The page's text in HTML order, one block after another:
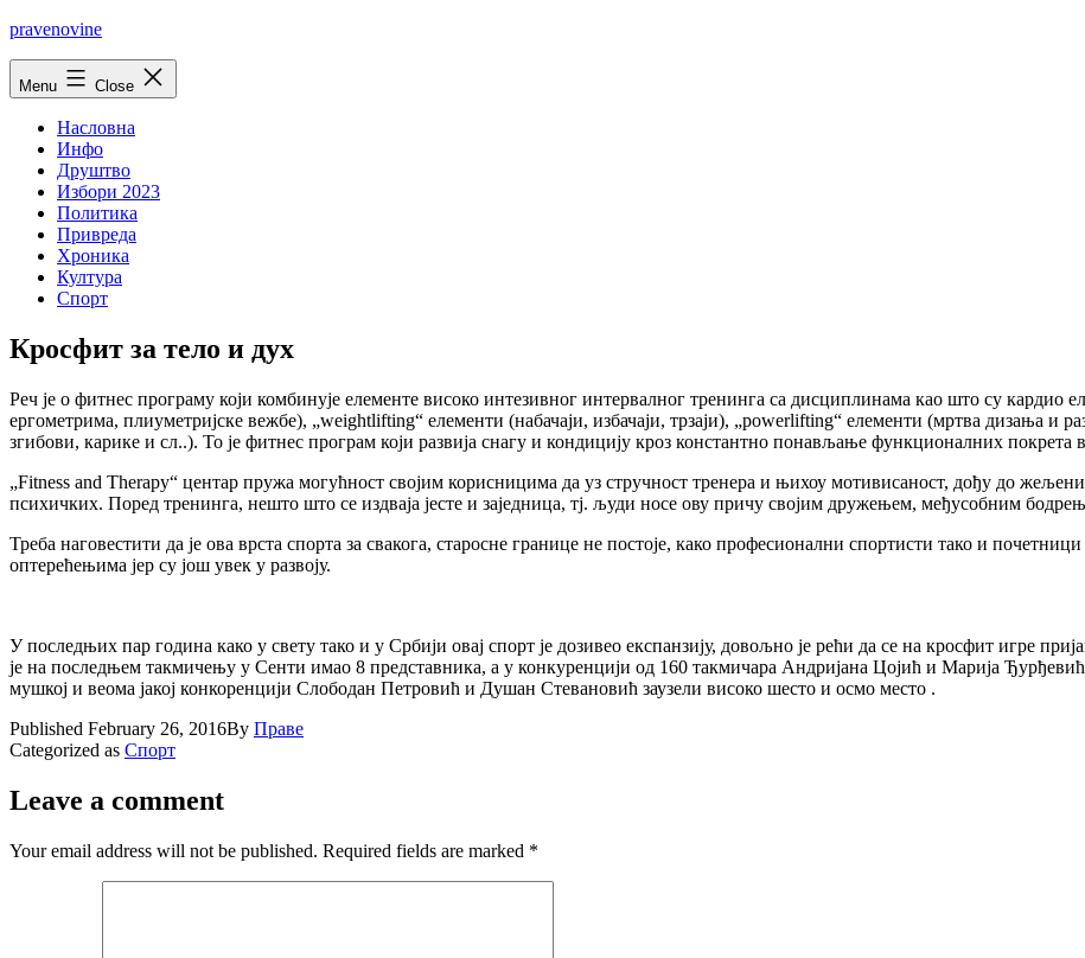
Skip
pravenovine
Menu Close
Насловна
Инфо
Друштво
Избори 2023
Политика
Привреда
Хроника
Култура
Спорт
Кросфит за тело и дух
Реч је о фитнес програму који комбинује елементе високо интезивног интервалног тренинга са дисциплинама као што су
ергометрима, плиуметријске вежбе), „weightlifting“ елементи (набачаји, избачаји, трзаји), „powerlifting“ елементи (мртва дизања и
згибови, карике и сл..). То је фитнес програм који развија снагу и кондицију кроз константно понављање функционалних покрета
„Fitness and Therapy“ центар пружа могућност својим корисницима да уз стручност тренера и њихоу мотивисаност, дођу до
психичких. Поред тренинга, нешто што се издваја јесте и заједница, тј. људи носе ову причу својим дружењем, међусобним
Треба наговестити да је ова врста спорта за свакога, старосне границе не постоје, како професионални спортисти тако и
оптерећењима јер су још увек у развоју.
У последњих пар година како у свету тако и у Србији овај спорт је дозивео експанзију, довољно је рећи да се на кросфит игре
је на последњем такмичењу у Сенти имао 8 представника, а у конкуренцији од 160 такмичара Андријана Цојић и Марија Ђурђевић
мушкој и веома јакој конкоренцији Слободан Петровић и Душан Стевановић заузели високо шесто и осмо место .
Published February 26, 2016By Праве
Categorized as Спорт
Leave a comment
Your email address will not be published. Required fields are marked *